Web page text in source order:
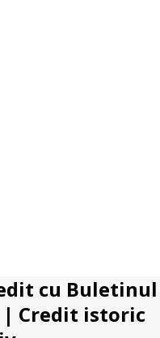
cu Buletinul
| Credit istoric